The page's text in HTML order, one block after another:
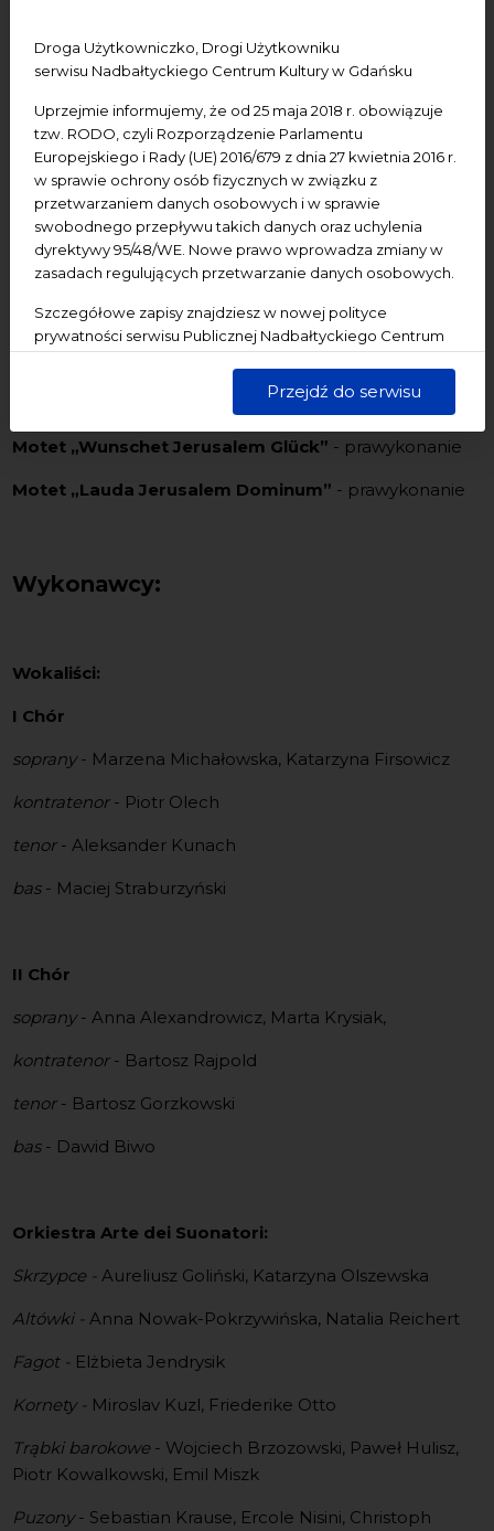
Droga Użytkowniczko, Drogi Użytkowniku
serwisu Nadbałtyckiego Centrum Kultury w Gdańsku
Uprzejmie informujemy, że od 25 maja 2018 r. obowiązuje
tzw. RODO, czyli Rozporządzenie Parlamentu
Europejskiego i Rady (UE) 2016/679 z dnia 27 kwietnia 2016 r.
w sprawie ochrony osób fizycznych w związku z
przetwarzaniem danych osobowych i w sprawie
swobodnego przepływu takich danych oraz uchylenia
dyrektywy 95/48/WE. Nowe prawo wprowadza zmiany w
zasadach regulujących przetwarzanie danych osobowych.
Szczegółowe zapisy znajdziesz w nowej polityce
prywatności serwisu Publicznej Nadbałtyckiego Centrum
dane są przetwarzane w sposób bezpieczny, z należytą
starannością i zgodnie z obowiązującymi przepisami.
Przejdź do serwisu
THESAURUS MUSICAE GEDANENSIS
Program:
Motet „Preise, Jerusalem, den Herren”
Motet „Jubilate Deo” na bas, trąbkę, skrzypce i
Motet „Wunschet Jerusalem Glück” - prawykonanie
Motet „Lauda Jerusalem Dominum” - prawykonanie
Wykonawcy:
Wokaliści:
I Chór
soprany- Marzena Michałowska, Katarzyna Firsowicz
kontratenor- Piotr Olech
tenor - Aleksander Kunach
bas - Maciej Straburzyński
II Chór
soprany- Anna Alexandrowicz, Marta Krysiak,
kontratenor- Bartosz Rajpold
tenor- Bartosz Gorzkowski
bas- Dawid Biwo
Orkiestra Arte dei Suonatori:
Skrzypce -Aureliusz Goliński, Katarzyna Olszewska
Altówki - Anna Nowak-Pokrzywińska, Natalia Reichert
Fagot - Elżbieta Jendrysik
Kornety - Miroslav Kuzl, Friederike Otto
Trąbki barokowe - Wojciech Brzozowski, Paweł Hulisz,
Piotr Kowalkowski, Emil Miszk
Puzony- Sebastian Krause, Ercole Nisini, Christoph